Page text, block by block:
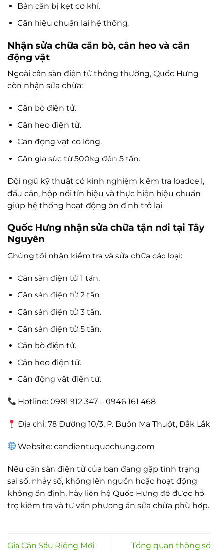
Bàn cân bị kẹt cơ khí.
Cần hiệu chuẩn lại hệ thống.
Nhận sửa chữa cân bò, cân heo và cân
động vật
Ngoài cân sàn điện tử thông thường, Quốc Hưng
còn nhận sửa chữa:
Cân bò điện tử.
Cân heo điện tử.
Cân động vật có lồng.
Cân gia súc từ 500kg đến 5 tấn.
Đội ngũ kỹ thuật có kinh nghiệm kiểm tra loadcell,
đầu cân, hộp nối tín hiệu và thực hiện hiệu chuẩn
giúp hệ thống hoạt động ổn định trở lại.
Quốc Hưng nhận sửa chữa tận nơi tại Tây
Nguyên
Chúng tôi nhận kiểm tra và sửa chữa các loại:
Cân sàn điện tử 1 tấn.
Cân sàn điện tử 2 tấn.
Cân sàn điện tử 3 tấn.
Cân sàn điện tử 5 tấn.
Cân bò điện tử.
Cân heo điện tử.
Cân động vật điện tử.
Hotline: 0981 912 347 – 0946 161 468
Địa chỉ: 78 Đường 10/3, P. Buôn Ma Thuột, Đắk Lắk
Website: candientuquochung.com
Nếu cân sàn điện tử của bạn đang gặp tình trạng
sai số, nhảy số, không lên nguồn hoặc hoạt động
không ổn định, hãy liên hệ Quốc Hưng để được hỗ
trợ kiểm tra và tư vấn phương án sửa chữa phù hợp.
Giá Cân Sầu Riêng Mới
Tổng quan thông số